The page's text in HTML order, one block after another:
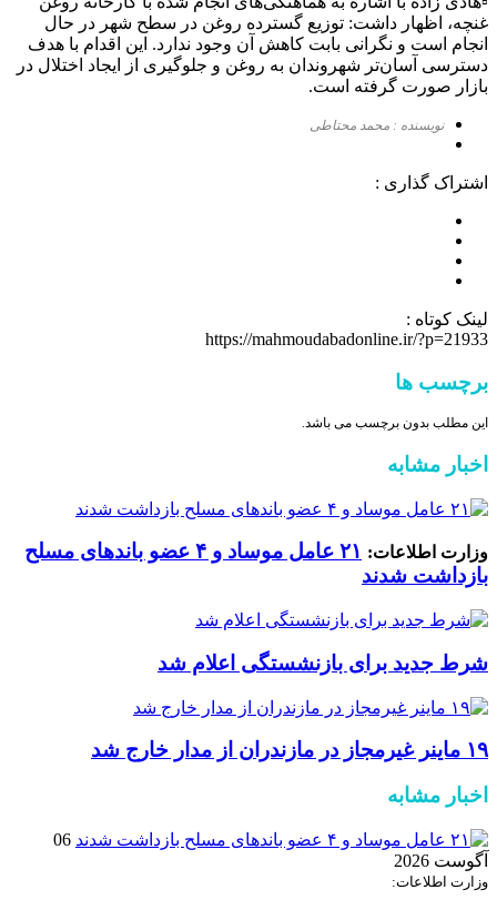
غنچه، اظهار داشت: توزیع گسترده روغن در سطح شهر در حال
انجام است و نگرانی بابت کاهش آن وجود ندارد. این اقدام با هدف
دسترسی آسان‌تر شهروندان به روغن و جلوگیری از ایجاد اختلال در
بازار صورت گرفته است.
نویسنده : محمد محتاطی
اشتراک گذاری :
لینک کوتاه :
https://mahmoudabadonline.ir/?p=21933
برچسب ها
این مطلب بدون برچسب می باشد.
اخبار مشابه
وزارت اطلاعات:
۲۱ عامل موساد و ۴ عضو باند‌های مسلح
بازداشت شدند
شرط جدید برای بازنشستگی اعلام شد
۱۹ ماینر غیرمجاز در مازندران از مدار خارج شد
اخبار مشابه
06
آگوست 2026
وزارت اطلاعات: